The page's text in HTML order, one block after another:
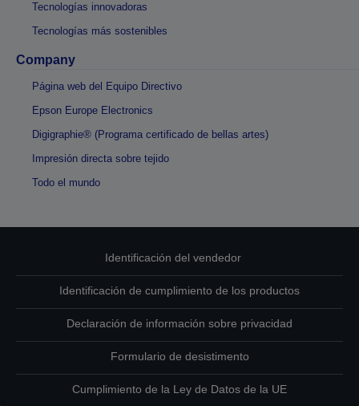
Tecnologías innovadoras
Tecnologías más sostenibles
Company
Página web del Equipo Directivo
Epson Europe Electronics
Digigraphie® (Programa certificado de bellas artes)
Impresión directa sobre tejido
Todo el mundo
Identificación del vendedor
Identificación de cumplimiento de los productos
Declaración de información sobre privacidad
Formulario de desistimento
Cumplimiento de la Ley de Datos de la UE